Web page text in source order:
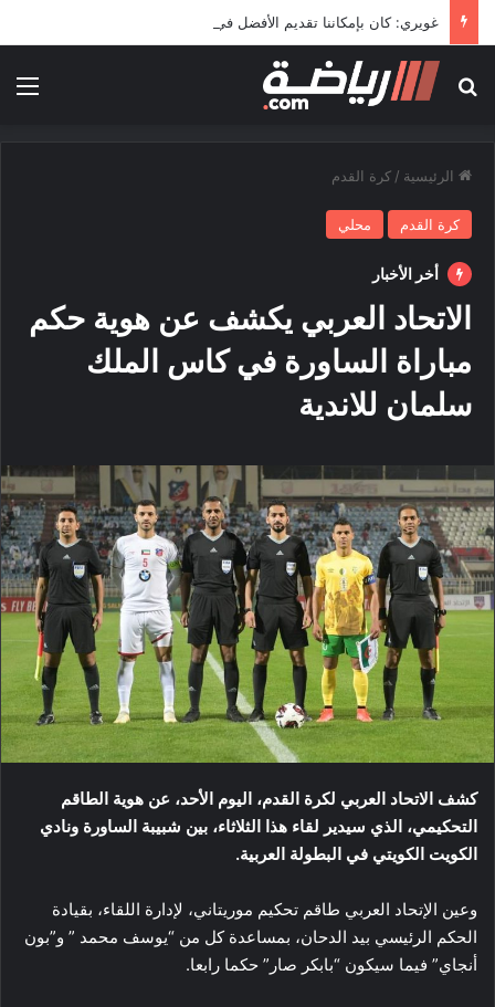
غويري: كان بإمكاننا تقديم الأفضل في المونديال
بحث عن
الرئيسية / كرة القدم
كرة القدم محلي
أخر الأخبار
الاتحاد العربي يكشف عن هوية حكم
مباراة الساورة في كاس الملك
سلمان للاندية
كشف الاتحاد العربي لكرة القدم، اليوم الأحد، عن هوية الطاقم
التحكيمي، الذي سيدير لقاء هذا الثلاثاء، بين شبيبة الساورة ونادي
الكويت الكويتي في البطولة العربية.
وعين الإتحاد العربي طاقم تحكيم موريتاني، لإدارة اللقاء، بقيادة
الحكم الرئيسي بيد الدحان، بمساعدة كل من “يوسف محمد ” و”بون
أنجاي” فيما سيكون “بابكر صار” حكما رابعا.